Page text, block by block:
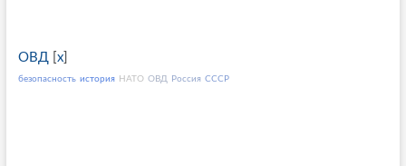
ОВД x]
безопасность история НАТО ОВД Россия СССР